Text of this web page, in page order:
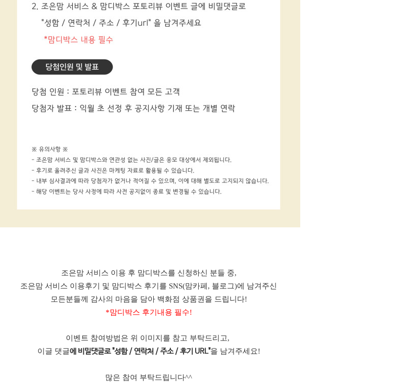
조은맘 서비스 이용 후 맘디박스를 신청하신 분들 중,
조은맘 서비스 이용후기 및 맘디박스 후기를 SNS(맘카페, 블로그)에 남겨주신
모든분들께 감사의 마음을 담아 백화점 상품권을 드립니다!
*맘디박스 후기내용 필수!
이벤트 참여방법은 위 이미지를 참고 부탁드리고,
이글 댓글에 비밀댓글로 "성함 / 연락처 / 주소 / 후기 URL"을 남겨주세요!
많은 참여 부탁드립니다^^